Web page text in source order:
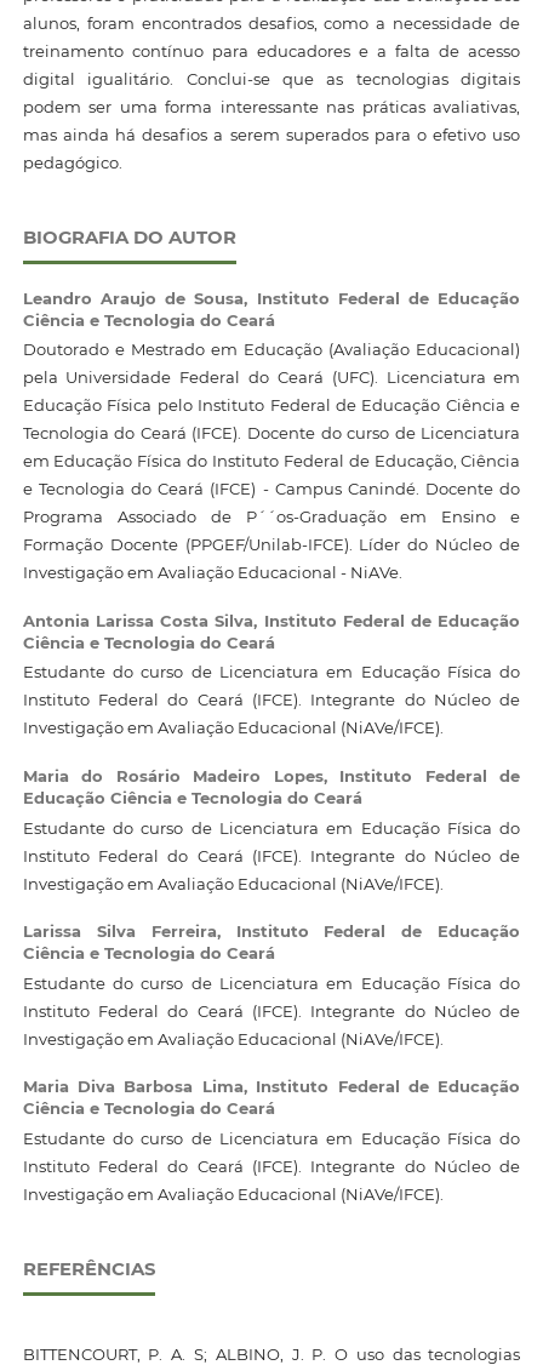
alunos, foram encontrados desafios, como a necessidade de
treinamento contínuo para educadores e a falta de acesso
digital igualitário. Conclui-se que as tecnologias digitais
podem ser uma forma interessante nas práticas avaliativas,
mas ainda há desafios a serem superados para o efetivo uso
pedagógico.
BIOGRAFIA DO AUTOR
Leandro Araujo de Sousa, Instituto Federal de Educação
Ciência e Tecnologia do Ceará
Doutorado e Mestrado em Educação (Avaliação Educacional)
pela Universidade Federal do Ceará (UFC). Licenciatura em
Educação Física pelo Instituto Federal de Educação Ciência e
Tecnologia do Ceará (IFCE). Docente do curso de Licenciatura
em Educação Física do Instituto Federal de Educação, Ciência
e Tecnologia do Ceará (IFCE) - Campus Canindé. Docente do
Programa Associado de P´´os-Graduação em Ensino e
Formação Docente (PPGEF/Unilab-IFCE). Líder do Núcleo de
Investigação em Avaliação Educacional - NiAVe.
Antonia Larissa Costa Silva, Instituto Federal de Educação
Ciência e Tecnologia do Ceará
Estudante do curso de Licenciatura em Educação Física do
Instituto Federal do Ceará (IFCE). Integrante do Núcleo de
Investigação em Avaliação Educacional (NiAVe/IFCE).
Maria do Rosário Madeiro Lopes, Instituto Federal de
Educação Ciência e Tecnologia do Ceará
Estudante do curso de Licenciatura em Educação Física do
Instituto Federal do Ceará (IFCE). Integrante do Núcleo de
Investigação em Avaliação Educacional (NiAVe/IFCE).
Larissa Silva Ferreira, Instituto Federal de Educação
Ciência e Tecnologia do Ceará
Estudante do curso de Licenciatura em Educação Física do
Instituto Federal do Ceará (IFCE). Integrante do Núcleo de
Investigação em Avaliação Educacional (NiAVe/IFCE).
Maria Diva Barbosa Lima, Instituto Federal de Educação
Ciência e Tecnologia do Ceará
Estudante do curso de Licenciatura em Educação Física do
Instituto Federal do Ceará (IFCE). Integrante do Núcleo de
Investigação em Avaliação Educacional (NiAVe/IFCE).
REFERÊNCIAS
BITTENCOURT, P. A. S; ALBINO, J. P. O uso das tecnologias